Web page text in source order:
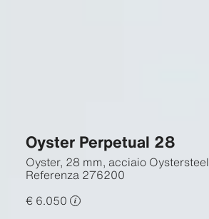
Oyster Perpetual 28
Oyster, 28 mm, acciaio Oystersteel
Referenza 276200
€ 6.050